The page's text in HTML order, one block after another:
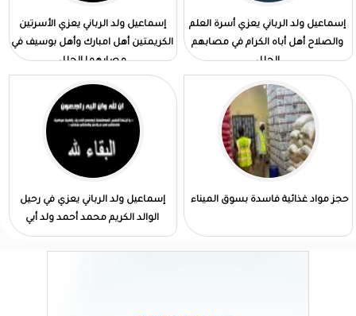
إسماعيل ولد الرباني يعزي أسرة العلم
والصلاح أهل أباه الكرام في مصابهم
الجلل
إسماعيل ولد الرباني يعزي الأسرتين
الكريمتين أهل امبارك وأهل بوسيف في
مصابهما الجلل
حجز مواد غذائية فاسدة بسوق الميناء
إسماعيل ولد الرباني يعزي في رحيل
الوالد الكريم محمد أحمد ولد أبي